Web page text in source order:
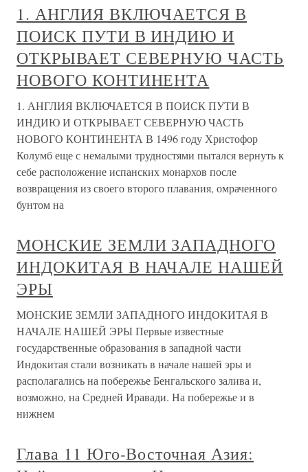
1. АНГЛИЯ ВКЛЮЧАЕТСЯ В
ПОИСК ПУТИ В ИНДИЮ И
ОТКРЫВАЕТ СЕВЕРНУЮ ЧАСТЬ
НОВОГО КОНТИНЕНТА
1. АНГЛИЯ ВКЛЮЧАЕТСЯ В ПОИСК ПУТИ В
ИНДИЮ И ОТКРЫВАЕТ СЕВЕРНУЮ ЧАСТЬ
НОВОГО КОНТИНЕНТА В 1496 году Христофор
Колумб еще с немалыми трудностями пытался вернуть к
себе расположение испанских монархов после
возвращения из своего второго плавания, омраченного
бунтом на
МОНСКИЕ ЗЕМЛИ ЗАПАДНОГО
ИНДОКИТАЯ В НАЧАЛЕ НАШЕЙ
ЭРЫ
МОНСКИЕ ЗЕМЛИ ЗАПАДНОГО ИНДОКИТАЯ В
НАЧАЛЕ НАШЕЙ ЭРЫ Первые известные
государственные образования в западной части
Индокитая стали возникать в начале нашей эры и
располагались на побережье Бенгальского залива и,
возможно, на Средней Иравади. На побережье и в
нижнем
Глава 11 Юго-Восточная Азия: